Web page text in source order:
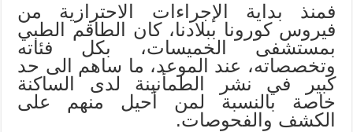
فمنذ بداية الإجراءات الاحترازية من
فيروس كورونا ببلادنا، كان الطاقم الطبي
بمستشفى الخميسات، بكل فئاته
وتخصصاته، عند الموعد، ما ساهم الى حد
كبير في نشر الطمأنينة لدى الساكنة
خاصة بالنسبة لمن أحيل منهم على
الكشف والفحوصات.